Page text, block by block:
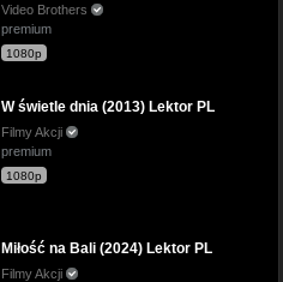
Video Brothers
premium
1080p
W świetle dnia (2013) Lektor PL
Filmy Akcji
premium
1080p
Miłość na Bali (2024) Lektor PL
Filmy Akcji